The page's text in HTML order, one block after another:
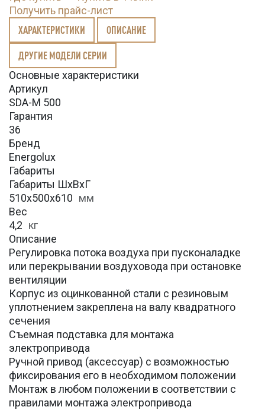
Получить прайс-лист
ХАРАКТЕРИСТИКИ ОПИСАНИЕ
ДРУГИЕ МОДЕЛИ СЕРИИ
Основные характеристики
Артикул
SDA-M 500
Гарантия
36
Бренд
Energolux
Габариты
Габариты ШхВхГ
510x500x610 мм
Вес
4,2 кг
Описание
Регулировка потока воздуха при пусконаладке
или перекрывании воздуховода при остановке
вентиляции
Корпус из оцинкованной стали с резиновым
уплотнением закреплена на валу квадратного
сечения
Съемная подставка для монтажа
электропривода
Ручной привод (аксессуар) с возможностью
фиксирования его в необходимом положении
Монтаж в любом положении в соответствии с
правилами монтажа электропривода